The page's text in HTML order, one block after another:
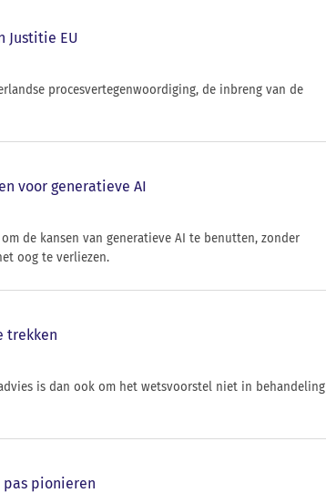
Justitie EU
procesvertegenwoordiging, de inbreng van de
voor generatieve AI
de kansen van generatieve AI te benutten, zonder
oog te verliezen.
trekken
is dan ook om het wetsvoorstel niet in behandeling
pas pionieren